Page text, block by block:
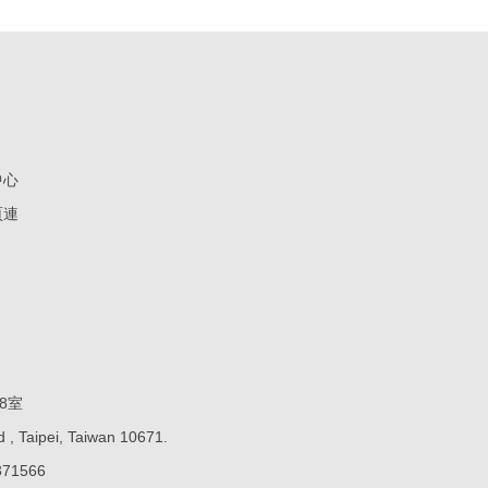
心
室
Taipei, Taiwan 10671.